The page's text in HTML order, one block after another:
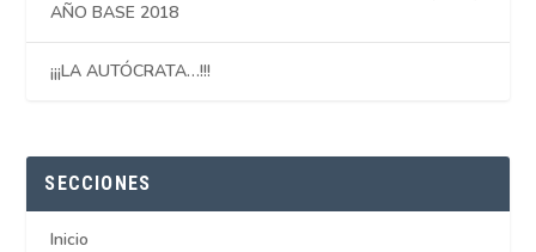
AÑO BASE 2018
¡¡¡LA AUTÓCRATA…!!!
SECCIONES
Inicio